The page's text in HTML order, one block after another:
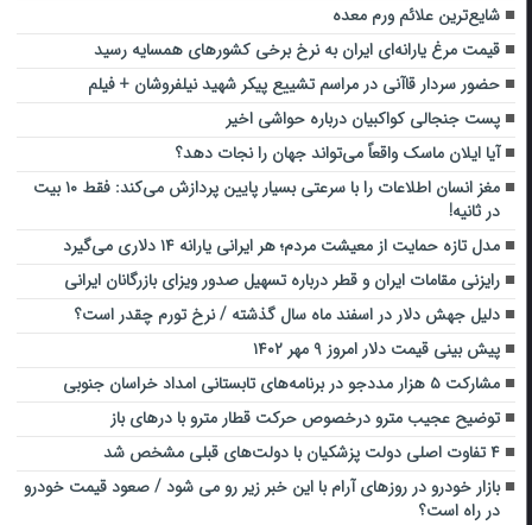
شایع‌ترین علائم ورم معده
قیمت مرغ یارانه‌ای ایران به نرخ برخی کشورهای همسایه رسید
حضور سردار قاآنی در مراسم تشییع پیکر شهید نیلفروشان + فیلم
پست جنجالی کواکبیان درباره حواشی اخیر
آیا ایلان ماسک واقعاً می‌تواند جهان را نجات دهد؟
مغز انسان اطلاعات را با سرعتی بسیار پایین پردازش می‌کند: فقط ۱۰ بیت
در ثانیه!
مدل تازه حمایت از معیشت مردم؛ هر ایرانی یارانه ۱۴ دلاری می‌گیرد
رایزنی مقامات ایران و قطر درباره تسهیل صدور ویزای بازرگانان ایرانی
دلیل جهش دلار در اسفند ماه سال گذشته / نرخ تورم چقدر است؟
پیش بینی قیمت دلار امروز ۹ مهر ۱۴۰۲
مشارکت ۵ هزار مددجو در برنامه‌های تابستانی امداد خراسان‌ جنوبی
توضیح عجیب مترو درخصوص حرکت قطار مترو با درهای باز
۴ تفاوت اصلی دولت پزشکیان با دولت‌های قبلی مشخص شد
بازار خودرو در روزهای آرام با این خبر زیر رو می شود / صعود قیمت خودرو
در راه است؟